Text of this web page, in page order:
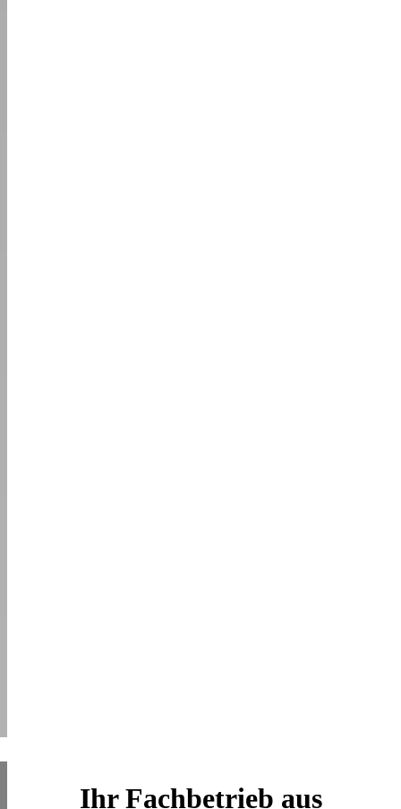
Ihr Fachbetrieb aus